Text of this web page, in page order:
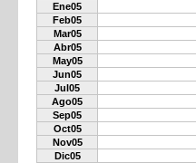
Ene05
Feb05
Mar05
Abr05
May05
Jun05
Jul05
Ago05
Sep05
Oct05
Nov05
Dic05